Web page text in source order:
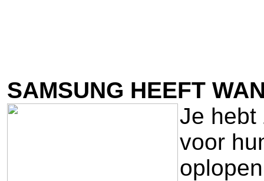
SAMSUNG HEEFT
Je hebt
voor